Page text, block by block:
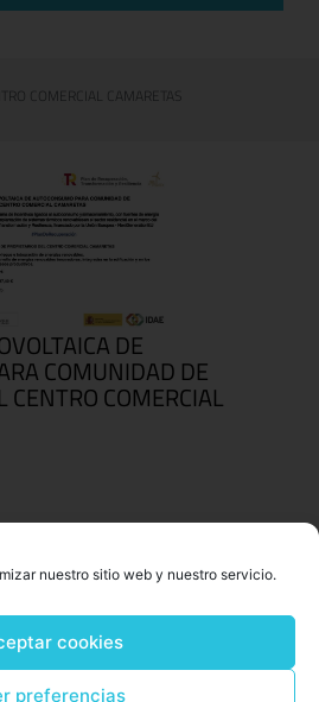
nuestro sitio web y nuestro servicio.
cookies
preferencias
COMERCIAL CAMARETAS
DE
COMUNIDAD DE
CENTRO COMERCIAL